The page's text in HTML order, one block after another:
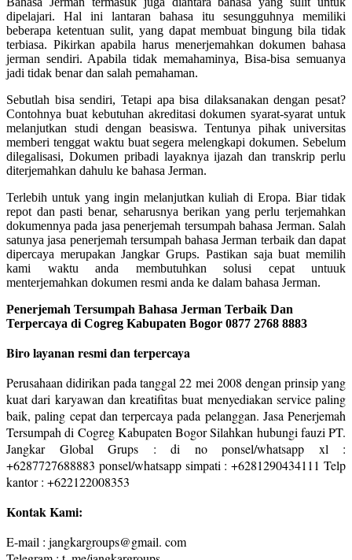
dipelajari. Hal ini lantaran bahasa itu sesungguhnya memiliki
beberapa ketentuan sulit, yang dapat membuat bingung bila tidak
terbiasa. Pikirkan apabila harus menerjemahkan dokumen bahasa
jerman sendiri. Apabila tidak memahaminya, Bisa-bisa semuanya
jadi tidak benar dan salah pemahaman.
Sebutlah bisa sendiri, Tetapi apa bisa dilaksanakan dengan pesat?
Contohnya buat kebutuhan akreditasi dokumen syarat-syarat untuk
melanjutkan studi dengan beasiswa. Tentunya pihak universitas
memberi tenggat waktu buat segera melengkapi dokumen. Sebelum
dilegalisasi, Dokumen pribadi layaknya ijazah dan transkrip perlu
diterjemahkan dahulu ke bahasa Jerman.
Terlebih untuk yang ingin melanjutkan kuliah di Eropa. Biar tidak
repot dan pasti benar, seharusnya berikan yang perlu terjemahkan
dokumennya pada jasa penerjemah tersumpah bahasa Jerman. Salah
satunya jasa penerjemah tersumpah bahasa Jerman terbaik dan dapat
dipercaya merupakan Jangkar Grups. Pastikan saja buat memilih
kami waktu anda membutuhkan solusi cepat untuuk
menterjemahkan dokumen resmi anda ke dalam bahasa Jerman.
Penerjemah Tersumpah Bahasa Jerman Terbaik Dan
Terpercaya di Cogreg Kabupaten Bogor 0877 2768 8883
Biro layanan resmi dan terpercaya
Perusahaan didirikan pada tanggal 22 mei 2008 dengan prinsip yang
kuat dari karyawan dan kreatifitas buat menyediakan service paling
baik, paling cepat dan terpercaya pada pelanggan. Jasa Penerjemah
Tersumpah di Cogreg Kabupaten Bogor Silahkan hubungi fauzi PT.
Jangkar Global Grups : di no ponsel/whatsapp xl :
+6287727688883 ponsel/whatsapp simpati : +6281290434111 Telp
kantor : +622122008353
Kontak Kami:
E-mail : jangkargroups@gmail. com